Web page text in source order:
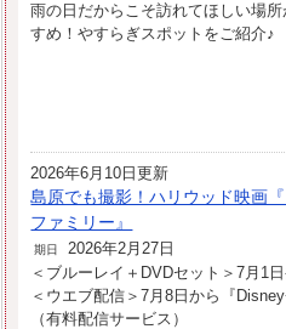
雨の日だからこそ訪れてほしい場
すめ！やすらぎスポットをご紹介♪
2026年6月10日更新
島原でも撮影！ハリウッド映画『
ファミリー』
期日
2026年2月27日
＜ブルーレイ＋DVDセット＞7月1
＜ウエブ配信＞7月8日から『
（有料配信サービス）